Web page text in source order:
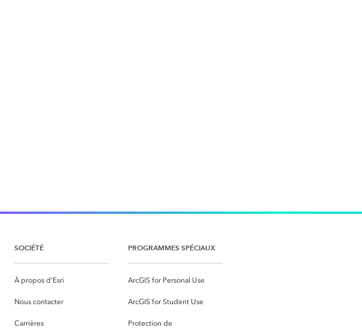
SOCIÉTÉ
À propos d’Esri
Nous contacter
Carrières
PROGRAMMES SPÉCIAUX
ArcGIS for Personal Use
ArcGIS for Student Use
Protection de